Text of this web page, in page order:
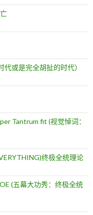
或是完全胡扯的时代）
Tantrum fit (视觉悼词：
终极全统理论
(五幕大功秀：终极全统